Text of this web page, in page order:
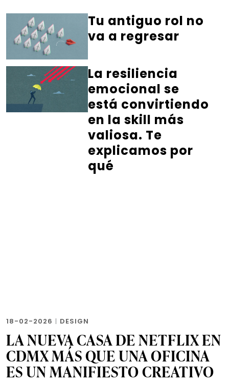
Tu antiguo rol no
va a regresar
La resiliencia
emocional se
está convirtiendo
en la skill más
valiosa. Te
explicamos por
qué
18-02-2026 | DESIGN
LA NUEVA CASA DE NETFLIX EN
CDMX MÁS QUE UNA OFICINA
ES UN MANIFIESTO CREATIVO